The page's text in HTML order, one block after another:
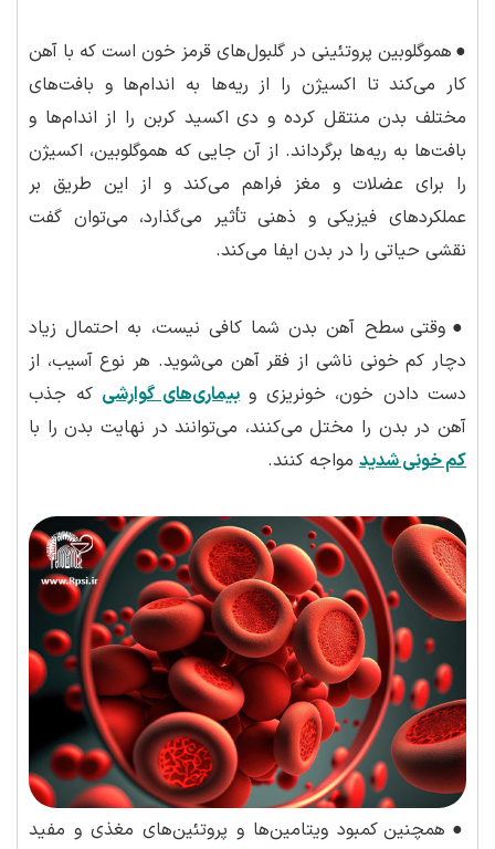
● هموگلوبین پروتئینی در گلبول‌های قرمز خون است که با آهن
کار می‌کند تا اکسیژن را از ریه‌ها به اندام‌ها و بافت‌های
مختلف بدن منتقل کرده و دی اکسید کربن را از اندام‌ها و
بافت‌ها به ریه‌ها برگرداند. از آن جایی که هموگلوبین، اکسیژن
را برای عضلات و مغز فراهم می‌کند و از این طریق بر
عملکردهای فیزیکی و ذهنی تأثیر می‌گذارد، می‌توان گفت
نقشی حیاتی را در بدن ایفا می‌کند.
●وقتی سطح آهن بدن شما کافی نیست، به احتمال زیاد
دچار کم خونی ناشی از فقر آهن می‌شوید. هر نوع آسیب، از
دست دادن خون، خونریزی وبیماری‌های گوارشی که جذب
آهن در بدن را مختل می‌کنند، می‌توانند در نهایت بدن را با
کم خونی شدید مواجه کنند.
● همچنین کمبود ویتامین‌ها و پروتئین‌های مغذی و مفید